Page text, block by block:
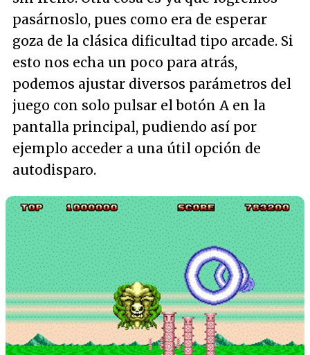
pasárnoslo, pues como era de esperar
goza de la clásica dificultad tipo arcade. Si
esto nos echa un poco para atrás,
podemos ajustar diversos parámetros del
juego con solo pulsar el botón A en la
pantalla principal, pudiendo así por
ejemplo acceder a una útil opción de
autodisparo.